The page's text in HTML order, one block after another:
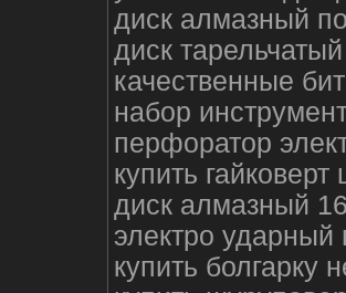
диск алмазный
диск
качественные
набор
перфоратор
купить гайковерт
диск алмазный
электро ударный
купить болгарку